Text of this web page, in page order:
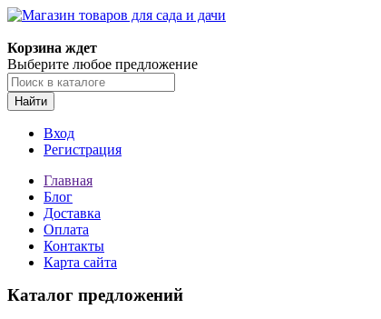
Корзина ждет
Выберите любое предложение
Найти
Вход
Регистрация
Главная
Блог
Доставка
Оплата
Контакты
Карта сайта
Каталог предложений